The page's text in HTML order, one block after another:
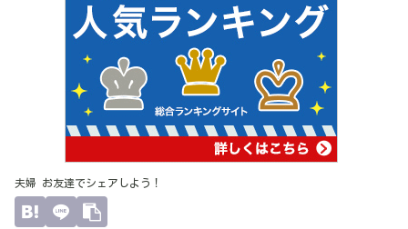
夫婦 お友達でシェアしよう！